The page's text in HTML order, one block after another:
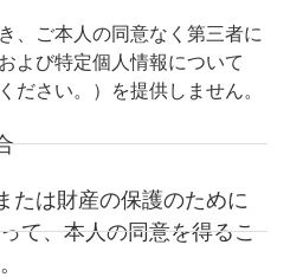
、ご本人の同意なく第三者に
よび特定個人情報について
ださい。）を提供しません。
は財産の保護のために
て、本人の同意を得るこ